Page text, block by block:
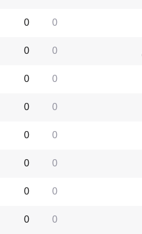
0
0
0
0
0
0
0
0
0
0
0
0
0
0
0
0